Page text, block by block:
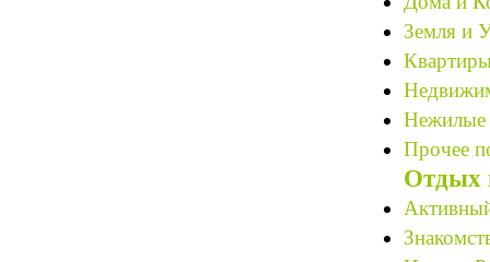
Земля и
Нежилые
Прочее
Отдых